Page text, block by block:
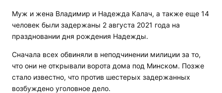
Муж и жена Владимир и Надежда Калач, а также еще 14
человек были задержаны 2 августа 2021 года на
праздновании дня рождения Надежды.
Сначала всех обвиняли в неподчинении милиции за то,
что они не открывали ворота дома под Минском. Позже
стало известно, что против шестерых задержанных
возбуждено уголовное дело.